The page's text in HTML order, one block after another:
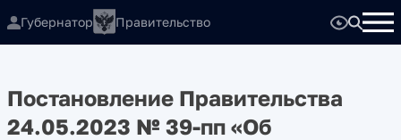
Губернатор Правительство
Постановление Правительства
24.05.2023 № 39-пп «Об